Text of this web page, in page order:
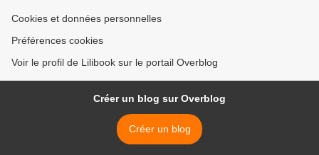
Cookies et données personnelles
Préférences cookies
Voir le profil de Lilibook sur le portail Overblog
Créer un blog sur Overblog
Créer un blog